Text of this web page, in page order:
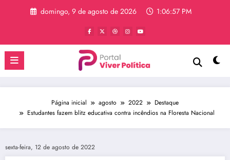
domingo, 9 de agosto de 2026 1:06:57 PM
Página inicial agosto 2022
Destaque
Estudantes fazem blitz educativa contra incêndios na Floresta Nacional
sexta-feira, 12 de agosto de 2022